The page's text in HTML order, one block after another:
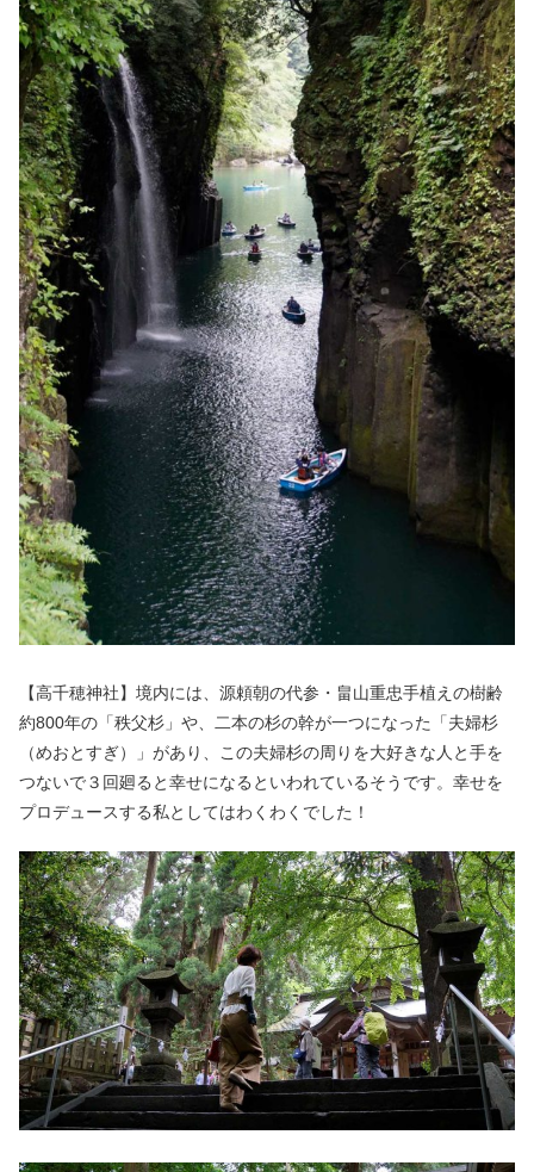
【高千穂神社】境内には、源頼朝の代参・畠山重忠手植えの樹齢
約800年の「秩父杉」や、二本の杉の幹が一つになった「夫婦杉
（めおとすぎ）」があり、この夫婦杉の周りを大好きな人と手を
つないで３回廻ると幸せになるといわれているそうです。幸せを
プロデュースする私としてはわくわくでした！